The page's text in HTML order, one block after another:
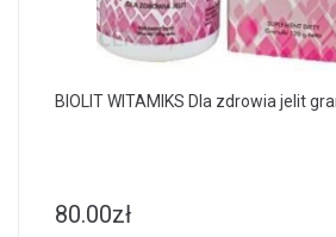
BIOLIT WITAMIKS Dla zdrowia jelit
80.00zł